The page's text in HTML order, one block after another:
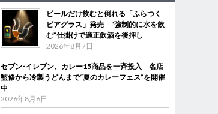
ビールだけ飲むと倒れる「ふらつく
ビアグラス」発売 “強制的に水を飲
む”仕掛けで適正飲酒を後押し
2026年8月7日
セブン‐イレブン、カレー15商品を一斉投入 名店
監修から冷製うどんまで“夏のカレーフェス”を開催
中
2026年8月6日